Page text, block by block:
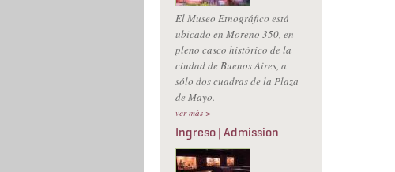
El Museo Etnográfico está
ubicado en Moreno 350, en
pleno casco histórico de la
ciudad de Buenos Aires, a
sólo dos cuadras de la Plaza
de Mayo.
ver más >
Ingreso | Admission